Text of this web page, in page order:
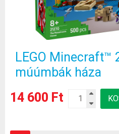
LEGO Minecraft™
múúmbák háza
14 600 Ft